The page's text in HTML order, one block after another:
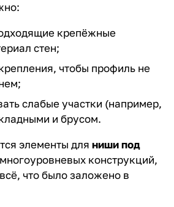
крепёжные
стен;
чтобы профиль не
слабые участки (например,
и брусом.
элементы для ниши под
конструкций,
что было заложено в